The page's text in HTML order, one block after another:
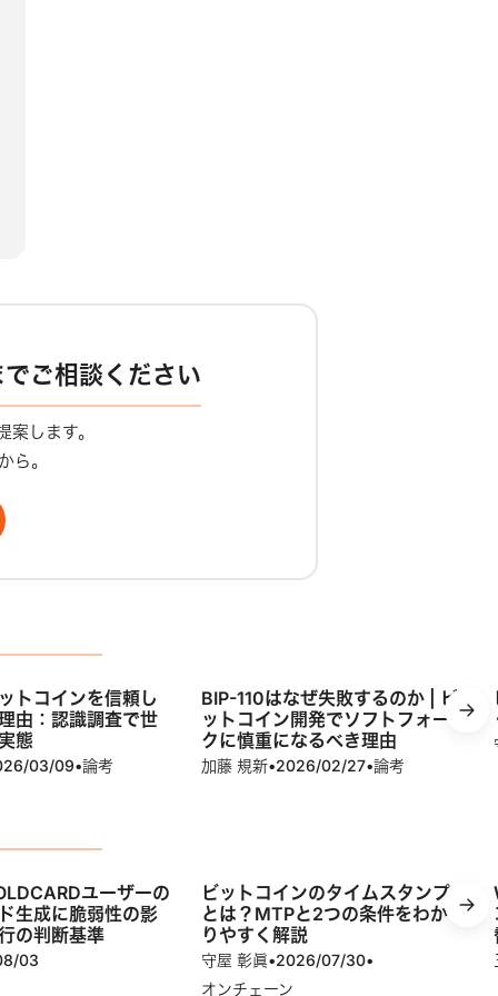
ご相談ください
します。
ら。
トコインを信頼し
由：認識調査で世
態
03/09•論考
BIP-110はなぜ失敗するのか | ビ
ットコイン開発でソフトフォー
クに慎重になるべき理由
加藤 規新•2026/02/27•論考
ユーザーの
生成に脆弱性の影
の判断基準
03
ビットコインのタイムスタンプ
とは？MTPと2つの条件をわか
りやすく解説
守屋 彰眞•2026/07/30•
オンチェーン